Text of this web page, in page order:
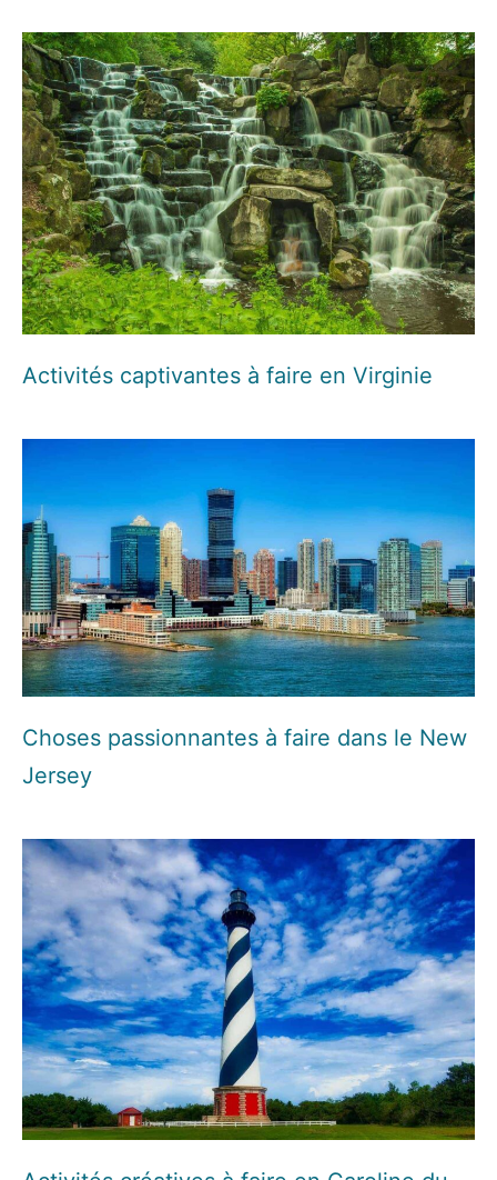
Activités captivantes à faire en Virginie
Choses passionnantes à faire dans le New
Jersey